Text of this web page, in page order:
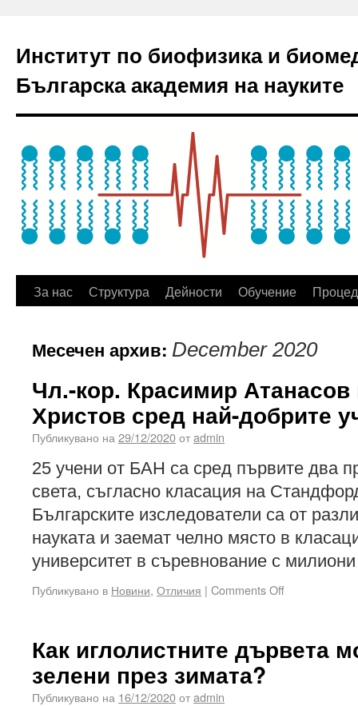
Институт по биофизика и
Българска академия на науките
За нас Структура Дейности Обучение
Месечен архив: December 2020
Чл.-кор. Красимир
Христов сред най-добрите
Публикувано на 29/12/2020отadmin
25 учени от БАН са сред първите два
света, съгласно класация на
Българските изследователи са от
науката и заемат челно място в
университет в съревнование с
Публикувано в Новини, Отличия | Comments Off
Как иглолистните дървета
зелени през зимата?
Публикувано на 16/12/2020отadmin